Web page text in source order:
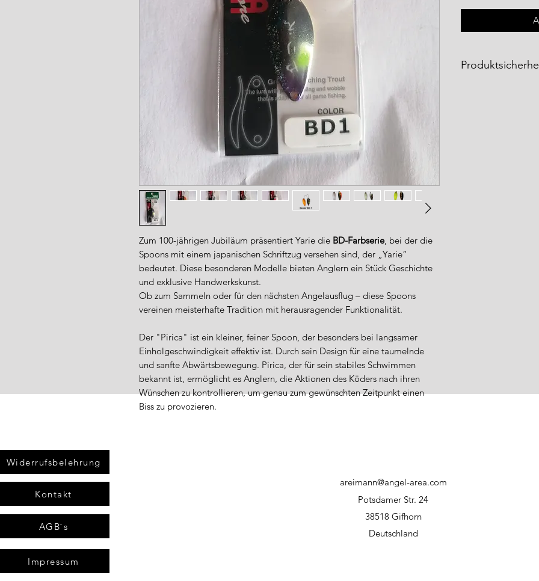
Zum 100-jährigen Jubiläum präsentiert Yarie die BD-Farbserie, bei der die
Spoons mit einem japanischen Schriftzug versehen sind, der „Yarie“
bedeutet. Diese besonderen Modelle bieten Anglern ein Stück Geschichte
und exklusive Handwerkskunst.
Ob zum Sammeln oder für den nächsten Angelausflug – diese Spoons
vereinen meisterhafte Tradition mit herausragender Funktionalität.
Der "Pirica" ist ein kleiner, feiner Spoon, der besonders bei langsamer
Einholgeschwindigkeit effektiv ist. Durch sein Design für eine taumelnde
und sanfte Abwärtsbewegung. Pirica, der für sein stabiles Schwimmen
bekannt ist, ermöglicht es Anglern, die Aktionen des Köders nach ihren
Wünschen zu kontrollieren, um genau zum gewünschten Zeitpunkt einen
Biss zu provozieren.
Widerrufsbelehrung
Kontakt
AGB`s
Impressum
areimann@angel-area.com
Potsdamer Str. 24
38518 Gifhorn
Deutschland